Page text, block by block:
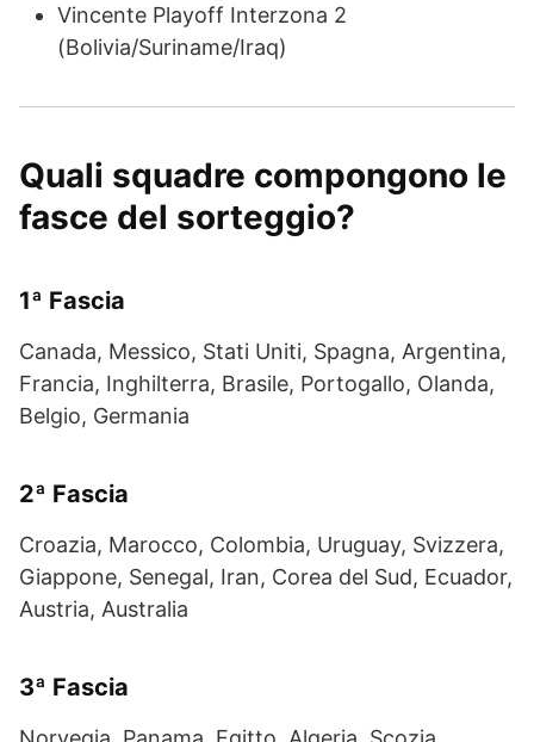
Vincente Playoff Interzona 2
(Bolivia/Suriname/Iraq)
Quali squadre compongono le
fasce del sorteggio?
1ª Fascia
Canada, Messico, Stati Uniti, Spagna, Argentina,
Francia, Inghilterra, Brasile, Portogallo, Olanda,
Belgio, Germania
2ª Fascia
Croazia, Marocco, Colombia, Uruguay, Svizzera,
Giappone, Senegal, Iran, Corea del Sud, Ecuador,
Austria, Australia
3ª Fascia